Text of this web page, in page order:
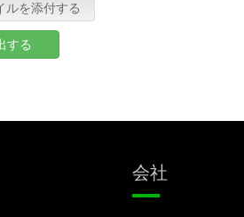
ルを添付する
する
会社